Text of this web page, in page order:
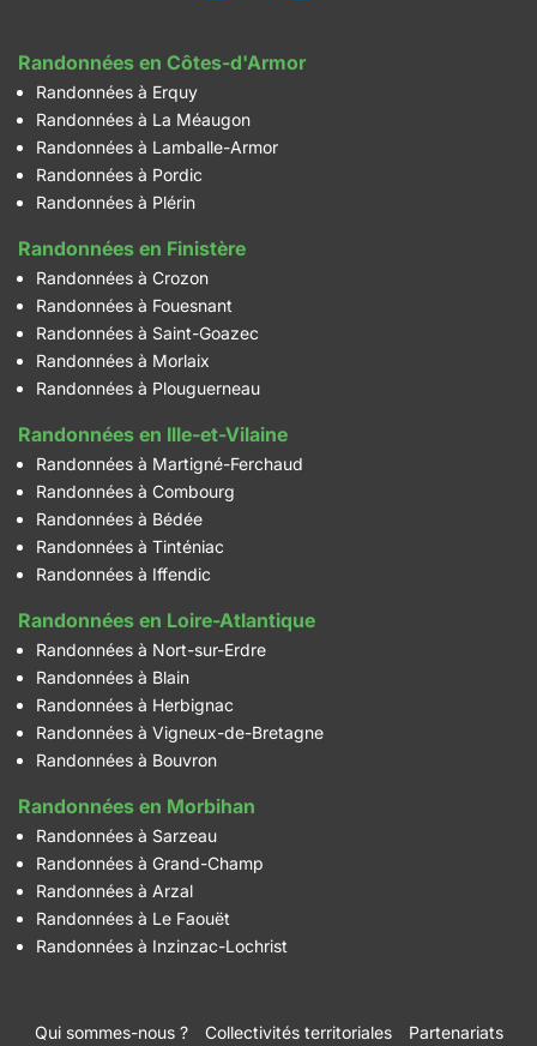
Randonnées en Côtes-d'Armor
Randonnées à Erquy
Randonnées à La Méaugon
Randonnées à Lamballe-Armor
Randonnées à Pordic
Randonnées à Plérin
Randonnées en Finistère
Randonnées à Crozon
Randonnées à Fouesnant
Randonnées à Saint-Goazec
Randonnées à Morlaix
Randonnées à Plouguerneau
Randonnées en Ille-et-Vilaine
Randonnées à Martigné-Ferchaud
Randonnées à Combourg
Randonnées à Bédée
Randonnées à Tinténiac
Randonnées à Iffendic
Randonnées en Loire-Atlantique
Randonnées à Nort-sur-Erdre
Randonnées à Blain
Randonnées à Herbignac
Randonnées à Vigneux-de-Bretagne
Randonnées à Bouvron
Randonnées en Morbihan
Randonnées à Sarzeau
Randonnées à Grand-Champ
Randonnées à Arzal
Randonnées à Le Faouët
Randonnées à Inzinzac-Lochrist
Qui sommes-nous ? Collectivités territoriales Partenariats